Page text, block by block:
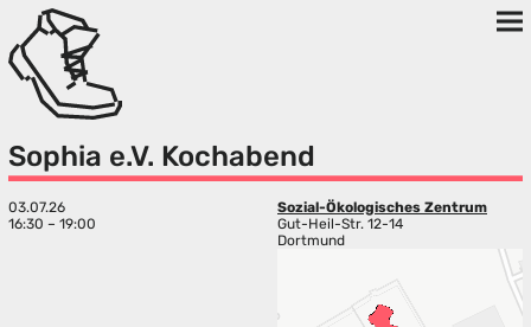
Sophia e.V. Kochabend
03.07.26
16:30 – 19:00
Sozial-Ökologisches Zentrum
Gut-Heil-Str. 12-14
Dortmund